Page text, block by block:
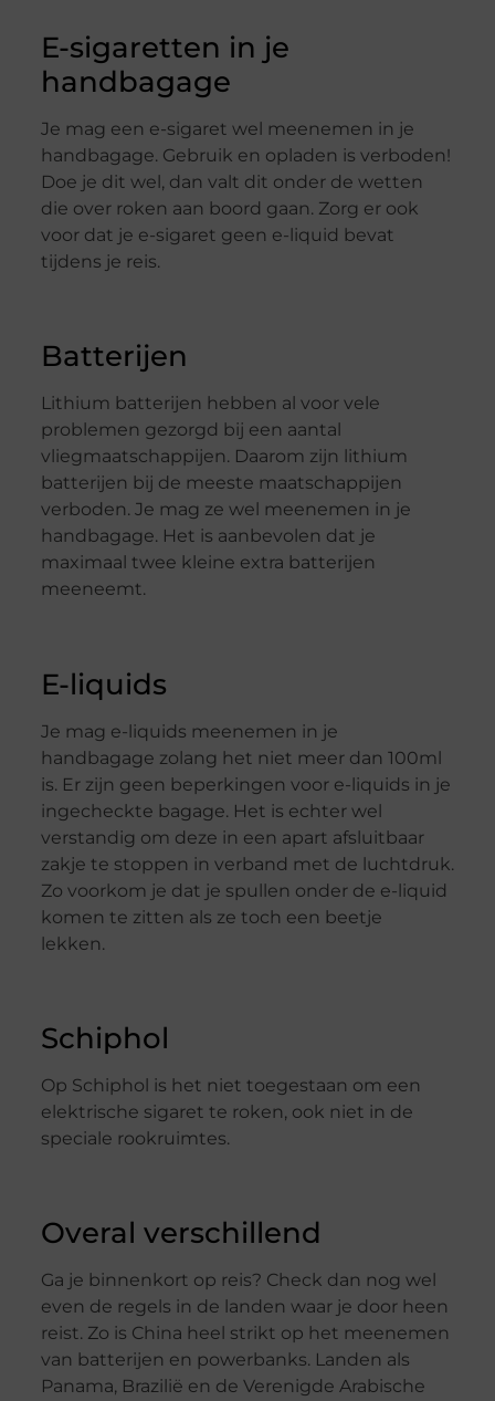
E-sigaretten in je
handbagage
Je mag een e-sigaret wel meenemen in je
handbagage. Gebruik en opladen is verboden!
Doe je dit wel, dan valt dit onder de wetten
die over roken aan boord gaan. Zorg er ook
voor dat je e-sigaret geen e-liquid bevat
tijdens je reis.
Batterijen
Lithium batterijen hebben al voor vele
problemen gezorgd bij een aantal
vliegmaatschappijen. Daarom zijn lithium
batterijen bij de meeste maatschappijen
verboden. Je mag ze wel meenemen in je
handbagage. Het is aanbevolen dat je
maximaal twee kleine extra batterijen
meeneemt.
E-liquids
Je mag e-liquids meenemen in je
handbagage zolang het niet meer dan 100ml
is. Er zijn geen beperkingen voor e-liquids in je
ingecheckte bagage. Het is echter wel
verstandig om deze in een apart afsluitbaar
zakje te stoppen in verband met de luchtdruk.
Zo voorkom je dat je spullen onder de e-liquid
komen te zitten als ze toch een beetje
lekken.
Schiphol
Op Schiphol is het niet toegestaan om een
elektrische sigaret te roken, ook niet in de
speciale rookruimtes.
Overal verschillend
Ga je binnenkort op reis? Check dan nog wel
even de regels in de landen waar je door heen
reist. Zo is China heel strikt op het meenemen
van batterijen en powerbanks. Landen als
Panama, Brazilië en de Verenigde Arabische